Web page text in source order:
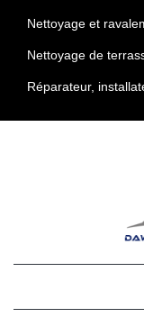
Nettoyage et
Nettoyage de
Réparateur,